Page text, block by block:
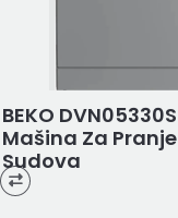
BEKO DVN05330S
Mašina Za Pranje
Sudova